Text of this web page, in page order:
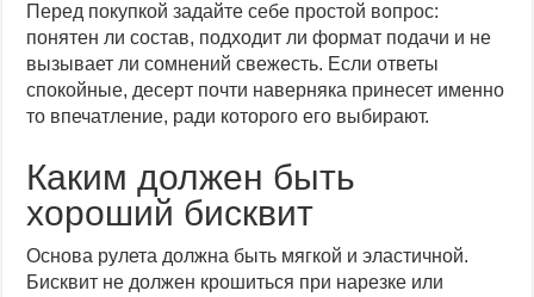
Перед покупкой задайте себе простой вопрос:
понятен ли состав, подходит ли формат подачи и не
вызывает ли сомнений свежесть. Если ответы
спокойные, десерт почти наверняка принесет именно
то впечатление, ради которого его выбирают.
Каким должен быть
хороший бисквит
Основа рулета должна быть мягкой и эластичной.
Бисквит не должен крошиться при нарезке или